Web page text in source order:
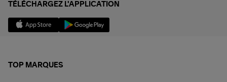
TÉLÉCHARGEZ L'APPLICATION
TOP MARQUES